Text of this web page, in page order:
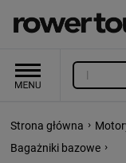
Strona główna ›
Bagażniki bazowe ›